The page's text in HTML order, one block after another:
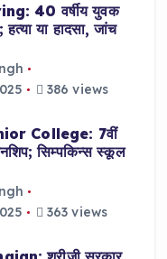
40 वर्षीय युवक
या हादसा, जांच
386 views
College: 7वीं
सिम्पकिन्स स्कूल
363 views